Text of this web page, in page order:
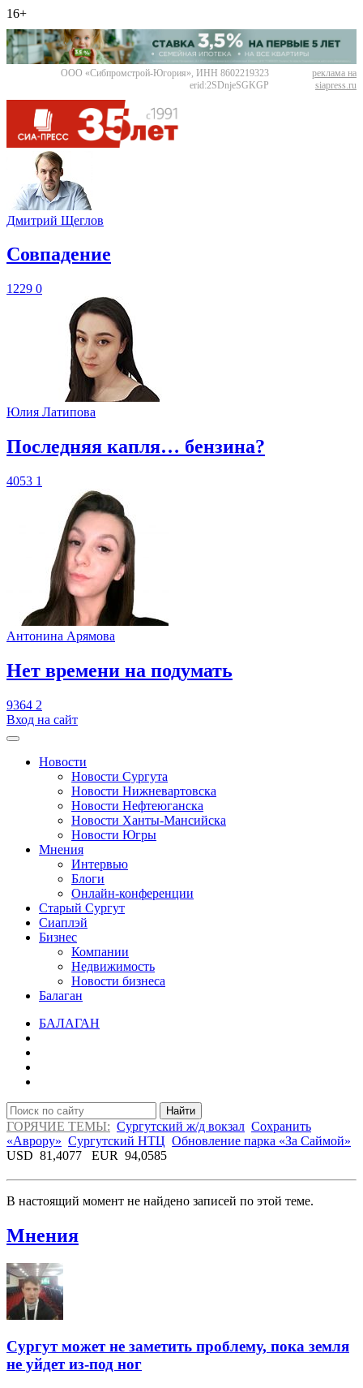
16+
ООО «Сибпромстрой-Югория», ИНН 8602219323
erid:2SDnjeSGKGP
реклама на
siapress.ru
Дмитрий Щеглов
​Совпадение
1229 0
Юлия Латипова
​Последняя капля… бензина?
4053 1
Антонина Арямова
​Нет времени на подумать
9364 2
Вход на сайт
Новости
Новости Сургута
Новости Нижневартовска
Новости Нефтеюганска
Новости Ханты-Мансийска
Новости Югры
Мнения
Интервью
Блоги
Онлайн-конференции
Старый Сургут
Сиаплэй
Бизнес
Компании
Недвижимость
Новости бизнеса
Балаган
БАЛАГАН
Найти
ГОРЯЧИЕ ТЕМЫ: Сургутский ж/д вокзал Сохранить
«Аврору» Сургутский НТЦ Обновление парка «За Саймой»
USD 81,4077 EUR 94,0585
В настоящий момент не найдено записей по этой теме.
Мнения
Сургут может не заметить проблему, пока земля
не уйдет из-под ног